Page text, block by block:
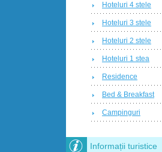
Hoteluri 4 stele
Hoteluri 3 stele
Hoteluri 2 stele
Hoteluri 1 stea
Residence
Bed & Breakfast
Campinguri
Informații turistice